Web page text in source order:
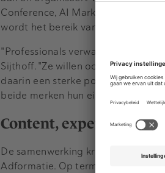
Conference, AI Marketing Event
wordt het bereik van beide titels
"Professionals verwachten
Sijthoff. "Ze willen ook leren,
daarin een sterke positie
beide merken hun eigen identiteit
Content, expertise en
De samenwerking krijgt direct
Adformatie. Op termijn willen de